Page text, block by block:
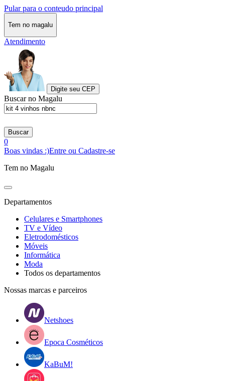
Pular para o conteudo principal
Tem no magalu
Atendimento
Digite seu CEP
Buscar no Magalu
Buscar
0
Boas vindas :)Entre ou Cadastre-se
Tem no Magalu
Departamentos
Celulares e Smartphones
TV e Vídeo
Eletrodomésticos
Móveis
Informática
Moda
Todos os departamentos
Nossas marcas e parceiros
Netshoes
Epoca Cosméticos
KaBuM!